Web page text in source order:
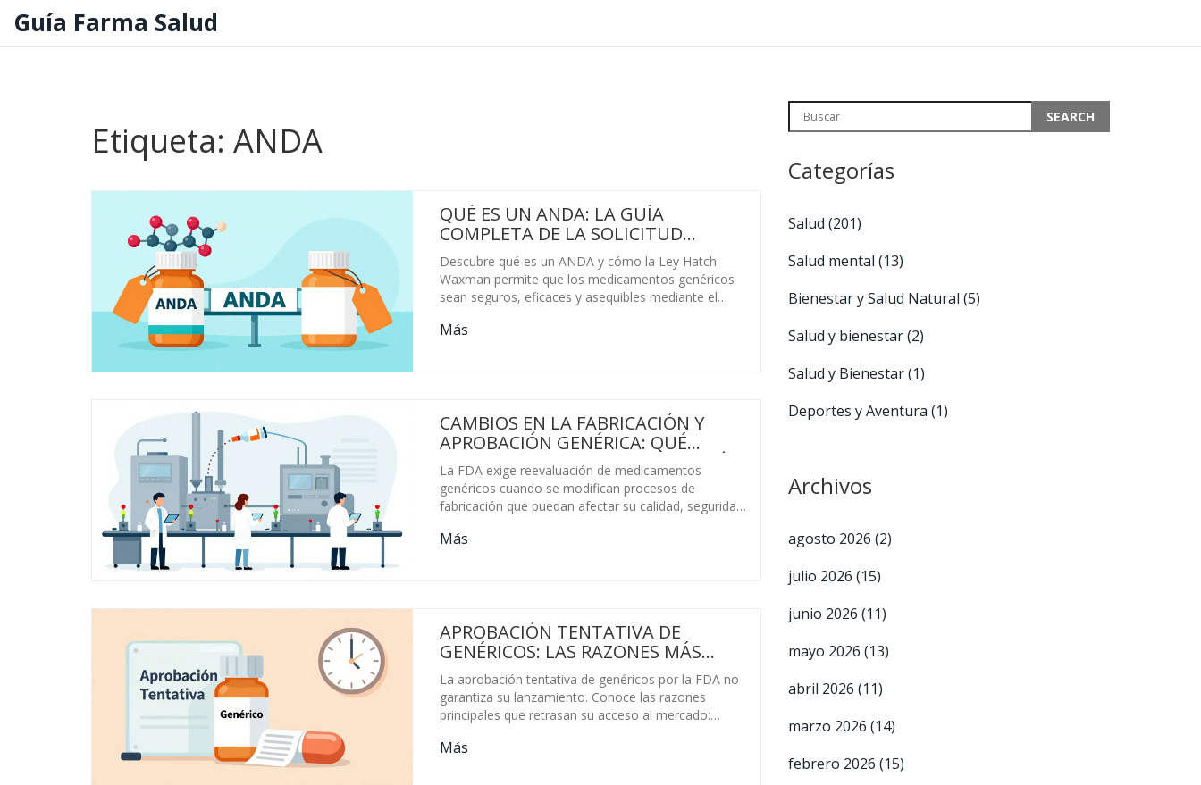
Guía Farma Salud
Etiqueta: ANDA
QUÉ ES UN ANDA: LA GUÍA
COMPLETA DE LA SOLICITUD
ABREVIADA DE NUEVO
MEDICAMENTO
Descubre qué es un ANDA y cómo la Ley Hatch-
Waxman permite que los medicamentos genéricos
sean seguros, eficaces y asequibles mediante el
Más
CAMBIOS EN LA FABRICACIÓN Y
APROBACIÓN GENÉRICA: QUÉ
DESENCADENA UNA REEVALUACIÓN
DE LA FDA
La FDA exige reevaluación de medicamentos
genéricos cuando se modifican procesos de
fabricación que puedan afectar su calidad, seguridad
aprobación y cómo se gestionan hoy.
Más
APROBACIÓN TENTATIVA DE
GENÉRICOS: LAS RAZONES MÁS
COMUNES QUE RETRASAN SU
LANZAMIENTO
La aprobación tentativa de genéricos por la FDA no
garantiza su lanzamiento. Conoce las razones
principales que retrasan su acceso al mercado:
rentabilidad.
Más
Categorías
Salud (201)
Salud mental (13)
Bienestar y Salud Natural (5)
Salud y bienestar(2)
Salud y Bienestar(1)
Deportes y Aventura (1)
Archivos
agosto 2026 (2)
julio 2026 (15)
junio 2026 (11)
mayo 2026 (13)
abril 2026 (11)
marzo 2026 (14)
febrero 2026 (15)